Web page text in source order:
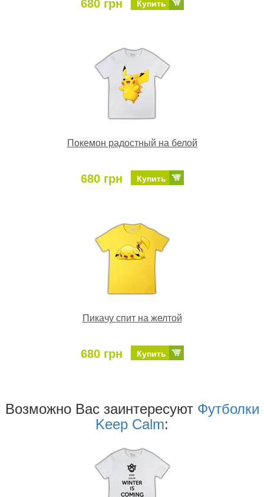
680 грн Купить
Покемон радостный на белой
680 грн Купить
Пикачу спит на желтой
680 грн Купить
Возможно Ваc заинтересуют Футболки
Keep Calm: